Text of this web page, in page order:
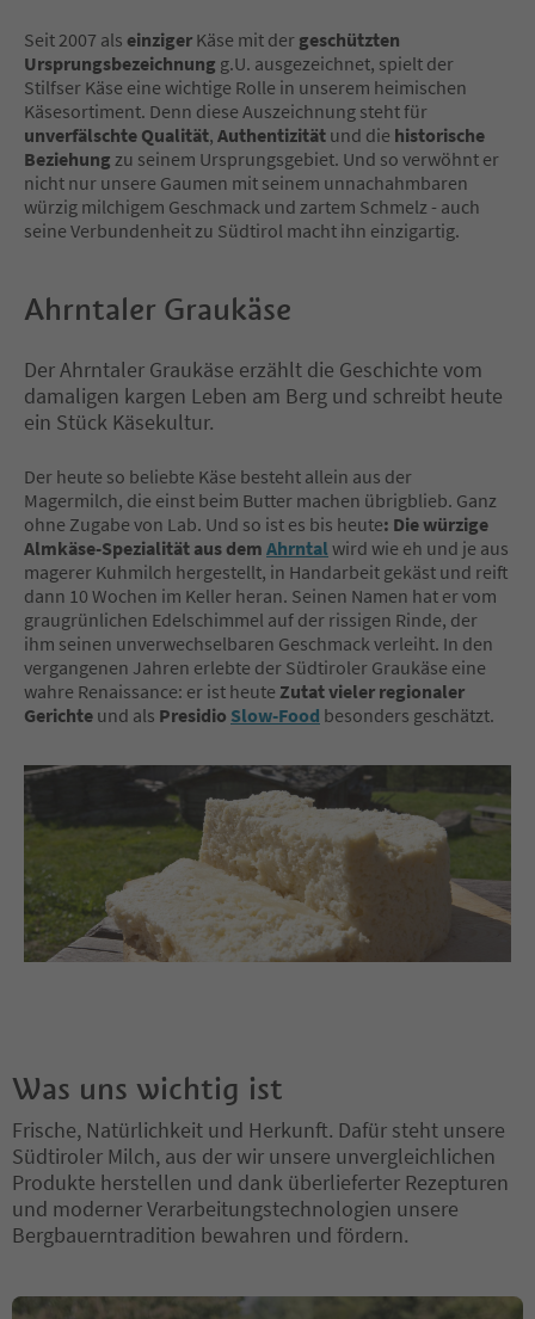
Seit 2007 als einziger Käse mit der geschützten
Ursprungsbezeichnung g.U. ausgezeichnet, spielt der
Stilfser Käse eine wichtige Rolle in unserem heimischen
Käsesortiment. Denn diese Auszeichnung steht für
unverfälschte Qualität, Authentizität und die historische
Beziehung zu seinem Ursprungsgebiet. Und so verwöhnt er
nicht nur unsere Gaumen mit seinem unnachahmbaren
würzig milchigem Geschmack und zartem Schmelz - auch
seine Verbundenheit zu Südtirol macht ihn einzigartig.
Ahrntaler Graukäse
Der Ahrntaler Graukäse erzählt die Geschichte vom
damaligen kargen Leben am Berg und schreibt heute
ein Stück Käsekultur.
Der heute so beliebte Käse besteht allein aus der
Magermilch, die einst beim Butter machen übrigblieb. Ganz
ohne Zugabe von Lab. Und so ist es bis heute: Die würzige
Almkäse-Spezialität aus dem Ahrntal wird wie eh und je aus
magerer Kuhmilch hergestellt, in Handarbeit gekäst und reift
dann 10 Wochen im Keller heran. Seinen Namen hat er vom
graugrünlichen Edelschimmel auf der rissigen Rinde, der
ihm seinen unverwechselbaren Geschmack verleiht. In den
vergangenen Jahren erlebte der Südtiroler Graukäse eine
wahre Renaissance: er ist heute Zutat vieler regionaler
Gerichte und als Presidio Slow-Food besonders geschätzt.
Was uns wichtig ist
Frische, Natürlichkeit und Herkunft. Dafür steht unsere
Südtiroler Milch, aus der wir unsere unvergleichlichen
Produkte herstellen und dank überlieferter Rezepturen
und moderner Verarbeitungstechnologien unsere
Bergbauerntradition bewahren und fördern.